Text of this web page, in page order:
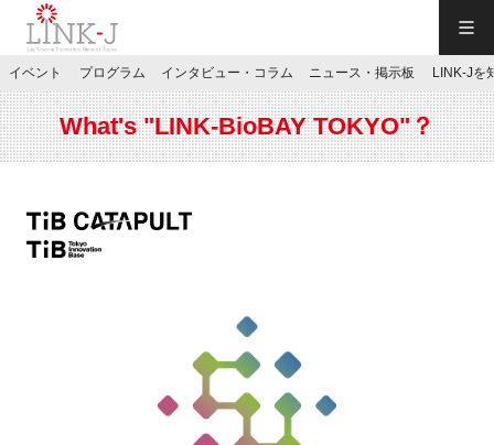
JP／EN
イベント プログラム インタビュー・コラム ニュース・掲示板 LINK-Jを
What's "LINK-BioBAY TOKYO"？